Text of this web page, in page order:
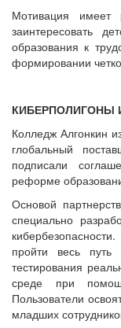
Мотивация
заинтересовать
образования к
формировании
КИБЕРПОЛИГОНЫ
Колледж Алгонкин
глобальный
подписали
реформе
Основой
специально
пройти весь
тестирования
среде при
Пользователи
младших